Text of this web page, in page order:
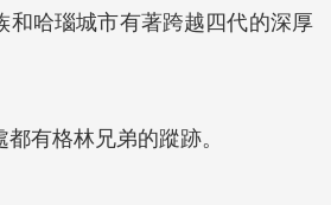
和哈瑙城市有著跨越四代的深厚
有格林兄弟的蹤跡。